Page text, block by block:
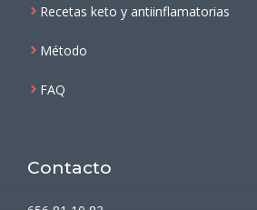
Recetas keto y antiinflamatorias
Método
FAQ
Contacto